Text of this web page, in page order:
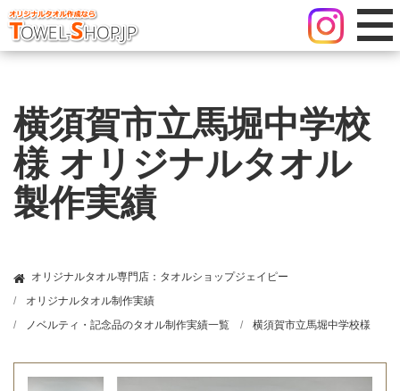
横須賀市立馬堀中学校
様 オリジナルタオル
製作実績
オリジナルタオル専門店：タオルショップジェイピー
オリジナルタオル制作実績
ノベルティ・記念品のタオル制作実績一覧
横須賀市立馬堀中学校様